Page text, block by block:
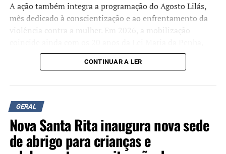
A ação também integra a programação do Agosto Lilás,
mês dedicado à conscientização e ao enfrentamento da
violência contra a mulher. Em 2026, a mobilização
marco da legislação brasileira de proteção às mulheres
em situação de violência.
Além da instalação dos bancos, estão sendo realizadas
oficinas de pintura e rodas de conversa para discutir a
prevenção da violência de gênero e divulgar informações
sobre a rede de proteção às vítimas.
De acordo com os organizadores, até o momento foram
CONTINUAR A LER
GERAL
Nova Santa Rita inaugura nova sede
de abrigo para crianças e